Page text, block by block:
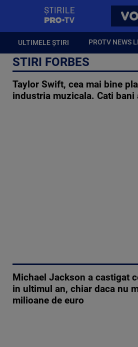
ULTIMELE ȘTIRI PROTV NEWS
STIRI FORBES
Taylor Swift, cea mai bine
industria muzicala. Cati bani
Michael Jackson a castigat
in ultimul an, chiar daca nu
milioane de euro